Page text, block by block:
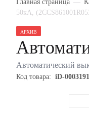
50кА,
АРХИВ
Автоматический
Код товара: iD-